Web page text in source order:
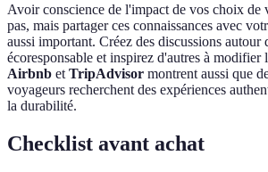
Avoir conscience de l'impact de vos choix de
pas, mais partager ces connaissances avec
aussi important. Créez des discussions autour
écoresponsable et inspirez d'autres à modifier
Airbnb et TripAdvisor montrent aussi que
voyageurs recherchent des expériences
la durabilité.
Checklist avant achat